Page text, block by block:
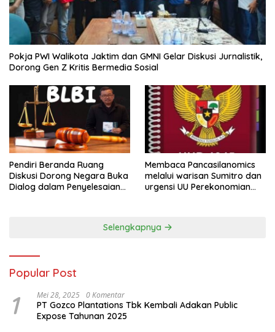
Pokja PWI Walikota Jaktim dan GMNI Gelar Diskusi Jurnalistik,
Dorong Gen Z Kritis Bermedia Sosial
Pendiri Beranda Ruang
Diskusi Dorong Negara Buka
Dialog dalam Penyelesaian
Membaca Pancasilanomics
melalui warisan Sumitro dan
urgensi UU Perekonomian
Selengkapnya
Popular Post
1 Mei 28, 2025 0 Komentar
PT Gozco Plantations Tbk Kembali Adakan Public
Expose Tahunan 2025